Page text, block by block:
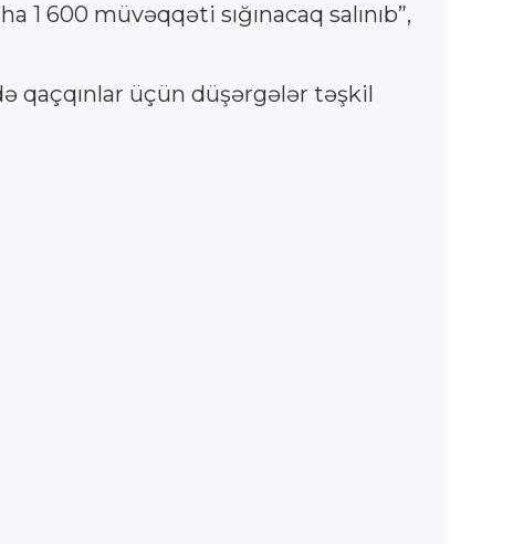
1 600 müvəqqəti sığınacaq salınıb”,
qaçqınlar üçün düşərgələr təşkil